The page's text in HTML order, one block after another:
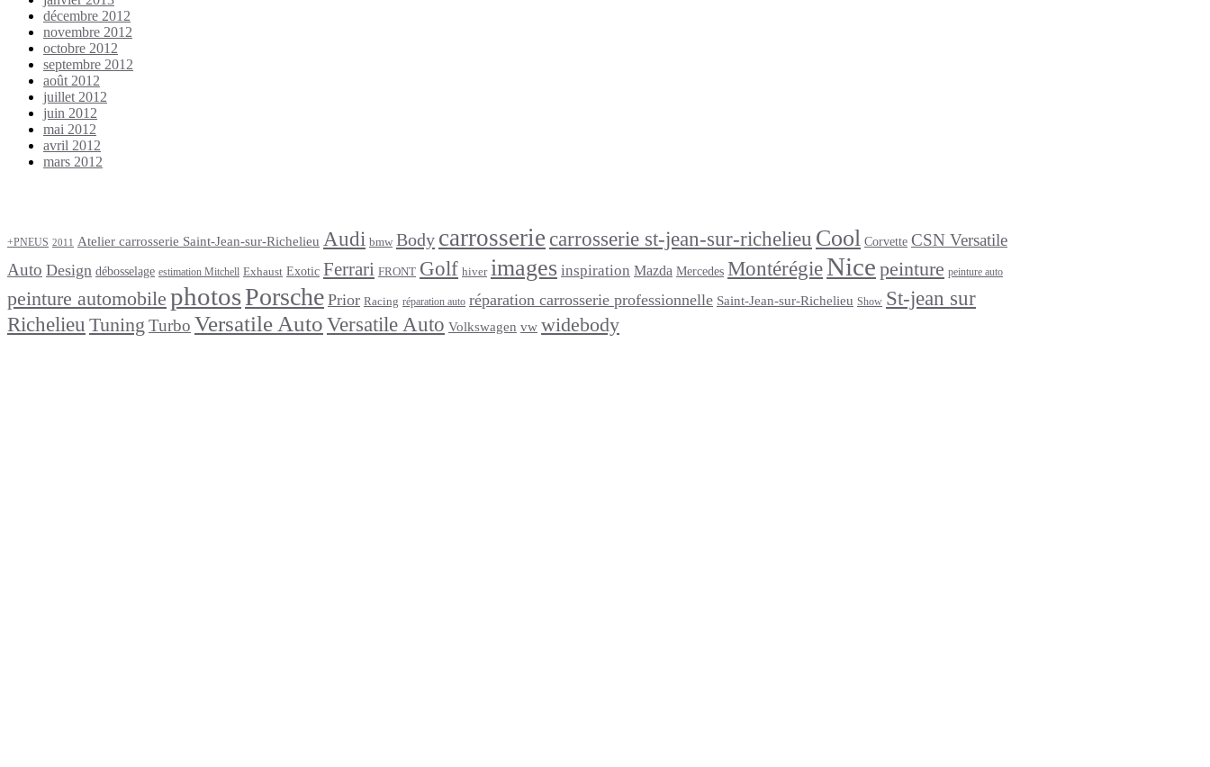
décembre 2012
novembre 2012
octobre 2012
septembre 2012
août 2012
juillet 2012
juin 2012
mai 2012
avril 2012
mars 2012
+PNEUS 2011 Atelier carrosserie Saint-Jean-sur-Richelieu Audi bmw Body carrosserie carrosserie st-jean-sur-richelieu Cool Corvette CSN Versatile
Auto Design débosselage estimation Mitchell Exhaust Exotic Ferrari FRONT Golf hiver images inspiration Mazda Mercedes Montérégie Nice peinture peinture auto
peinture automobile photosPorsche Prior Racing réparation auto réparation carrosserie professionnelle Saint-Jean-sur-Richelieu Show St-jean sur
Richelieu Tuning Turbo Versatile AutoVersatile Auto Volkswagen vw widebody